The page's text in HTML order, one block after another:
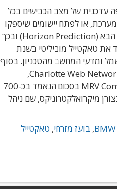
עדכנית של מצב הכבישים בכל
או לפתח יישומים שיספקו
הבא (Horizon Prediction) ובכך
את טאקטייל מוביליטי בשנת
ומדעי המחשב מהטכניון. בסוף
Charlotte Web
,
MRV
בסכום הנאמד בכ-700
לאחר מכן עבד כ-7 שנים בצורן מיקרואלקטרוניקס, שם ניהל
BMW
, בועז מזרחי, טאקטייל